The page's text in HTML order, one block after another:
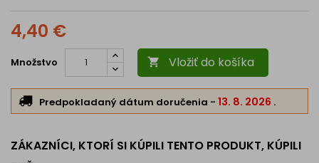
4,40 €
Množstvo  Vložiť do košíka
Predpokladaný dátum doručenia - 13. 8. 2026 .
ZÁKAZNÍCI, KTORÍ SI KÚPILI TENTO PRODUKT, KÚPILI